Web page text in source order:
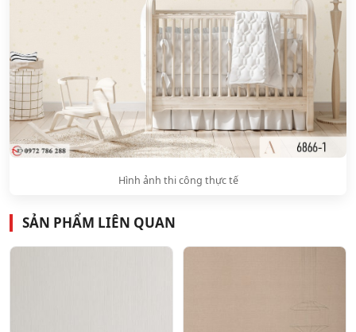
Hình ảnh thi công thực tế
SẢN PHẨM LIÊN QUAN